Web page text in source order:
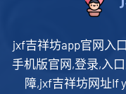
jxf吉祥坊app官网入
手机版官网,登录,入
障,jxf吉祥坊网址If